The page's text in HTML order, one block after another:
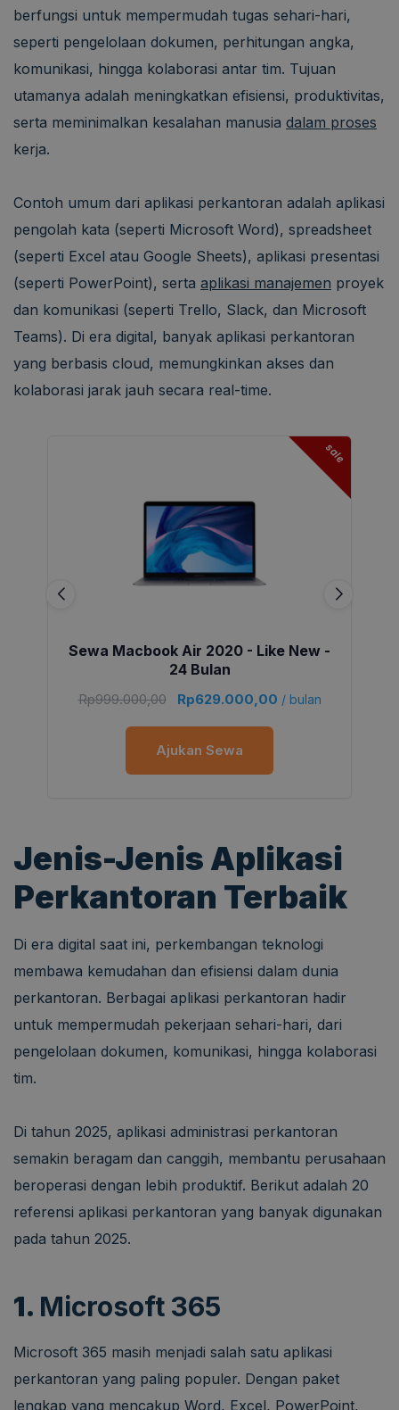
berfungsi untuk mempermudah tugas sehari-hari,
seperti pengelolaan dokumen, perhitungan angka,
komunikasi, hingga kolaborasi antar tim. Tujuan
utamanya adalah meningkatkan efisiensi, produktivitas,
serta meminimalkan kesalahan manusia dalam proses
kerja.
Contoh umum dari aplikasi perkantoran adalah aplikasi
pengolah kata (seperti Microsoft Word), spreadsheet
(seperti Excel atau Google Sheets), aplikasi presentasi
(seperti PowerPoint), serta aplikasi manajemen proyek
dan komunikasi (seperti Trello, Slack, dan Microsoft
Teams). Di era digital, banyak aplikasi perkantoran
yang berbasis cloud, memungkinkan akses dan
kolaborasi jarak jauh secara real-time.
sale
Sewa Macbook Air 2020 - Like New -
24 Bulan
Rp999.000,00 Rp629.000,00 / bulan
Ajukan Sewa
Jenis-Jenis Aplikasi
Perkantoran Terbaik
Di era digital saat ini, perkembangan teknologi
membawa kemudahan dan efisiensi dalam dunia
perkantoran. Berbagai aplikasi perkantoran hadir
untuk mempermudah pekerjaan sehari-hari, dari
pengelolaan dokumen, komunikasi, hingga kolaborasi
tim.
Di tahun 2025, aplikasi administrasi perkantoran
semakin beragam dan canggih, membantu perusahaan
beroperasi dengan lebih produktif. Berikut adalah 20
referensi aplikasi perkantoran yang banyak digunakan
pada tahun 2025.
1. Microsoft 365
Microsoft 365 masih menjadi salah satu aplikasi
perkantoran yang paling populer. Dengan paket
lengkap yang mencakup Word, Excel, PowerPoint,